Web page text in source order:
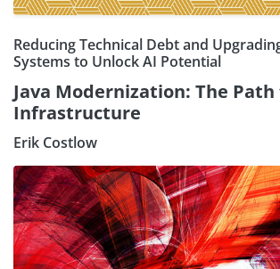
Reducing Technical Debt and
Systems to Unlock AI Potential
Java Modernization: The Path
Infrastructure
Erik Costlow